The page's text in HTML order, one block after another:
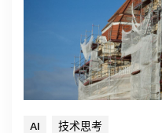
AI 技术思考